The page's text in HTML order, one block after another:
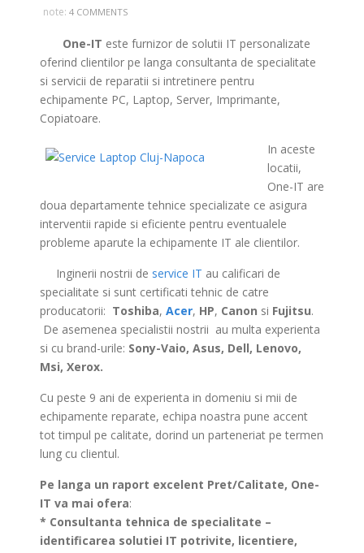
note: 4 COMMENTS
One-IT este furnizor de solutii IT personalizate
oferind clientilor pe langa consultanta de specialitate
si servicii de reparatii si intretinere pentru
echipamente PC, Laptop, Server, Imprimante,
Copiatoare.
In aceste
locatii,
One-IT are
doua departamente tehnice specializate ce asigura
interventii rapide si eficiente pentru eventualele
probleme aparute la echipamente IT ale clientilor.
Inginerii nostrii de service IT au calificari de
specialitate si sunt certificati tehnic de catre
producatorii: Toshiba, Acer, HP, Canon si Fujitsu.
De asemenea specialistii nostrii au multa experienta
si cu brand-urile: Sony-Vaio, Asus, Dell, Lenovo,
Msi, Xerox.
Cu peste 9 ani de experienta in domeniu si mii de
echipamente reparate, echipa noastra pune accent
tot timpul pe calitate, dorind un parteneriat pe termen
lung cu clientul.
Pe langa un raport excelent Pret/Calitate, One-
IT va mai ofera:
* Consultanta tehnica de specialitate –
identificarea solutiei IT potrivite, licentiere,